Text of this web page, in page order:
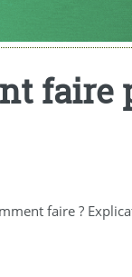
faire ?